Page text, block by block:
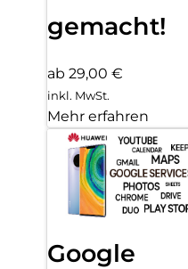
gemacht!
ab 29,00 €
inkl. MwSt.
Mehr erfahren
Google